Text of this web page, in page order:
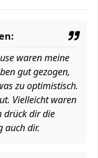
waren meine
gut gezogen,
zu optimistisch.
Vielleicht waren
drück dir die
auch dir.